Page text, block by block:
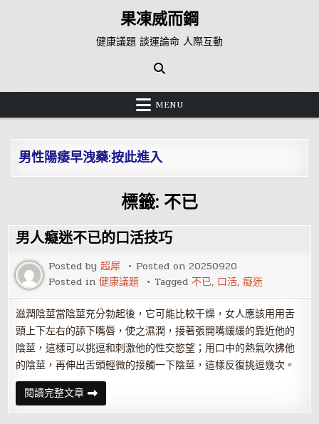
果凍威而鋼
健康議題 談運論命 人際互動
MENU
男性陽痿早洩藥:按此進入
標籤: 不已
男人癡迷不已的口活技巧
Posted by超犀 Posted on20250920
Posted in健康議題 Tagged不已, 口活,癡迷
滋潤陰莖當陰莖充分勃起後，它可能比較干燥，女人應該用用舌
頭上下左右的舔下嘴唇，使之濕潤，接著張開嘴緩緩的靠近他的
陰莖，這樣可以挑逗和刺激他的性交慾望；用口中的熱氣吹拂他
的陰莖，再伸出舌頭輕微的接觸一下陰莖，這樣反復挑逗幾次。
閱讀完整文章男
人
癡